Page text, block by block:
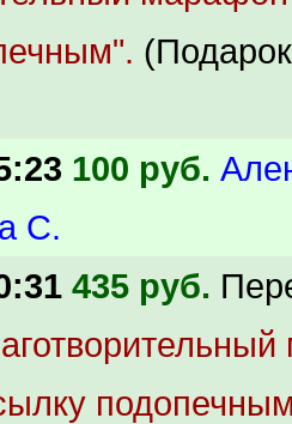
100 руб.
С.
435 руб.